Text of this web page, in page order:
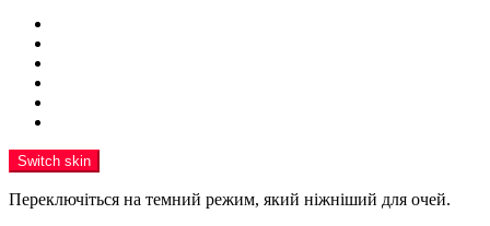
Switch skin
Переключіться на темний режим, який ніжніший для очей.